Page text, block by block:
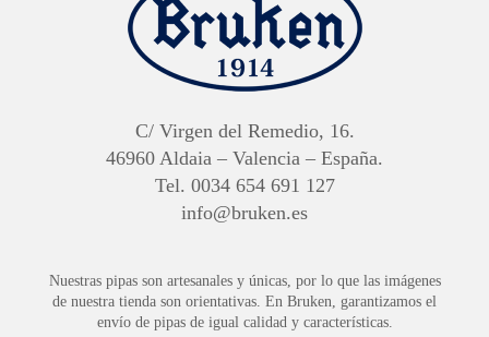
C/ Virgen del Remedio, 16.
46960 Aldaia – Valencia – España.
Tel. 0034 654 691 127
info@bruken.es
Nuestras pipas son artesanales y únicas, por lo que las imágenes
de nuestra tienda son orientativas. En Bruken, garantizamos el
envío de pipas de igual calidad y características.